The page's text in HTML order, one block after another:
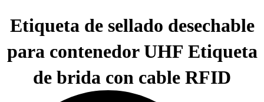
Etiqueta de sellado desechable
para contenedor UHF Etiqueta
de brida con cable RFID